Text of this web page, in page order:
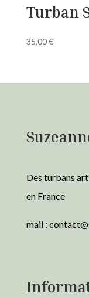
Turban
35,00€
Des turbans
en France
mail :